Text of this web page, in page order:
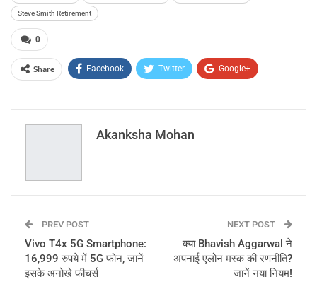
Steve Smith Retirement
0
Share Facebook Twitter Google+
Email
Akanksha Mohan
PREV POST
Vivo T4x 5G Smartphone:
16,999 रुपये में 5G फोन, जानें
इसके अनोखे फीचर्स
NEXT POST
क्या Bhavish Aggarwal ने
अपनाई एलोन मस्क की रणनीति?
जानें नया नियम!